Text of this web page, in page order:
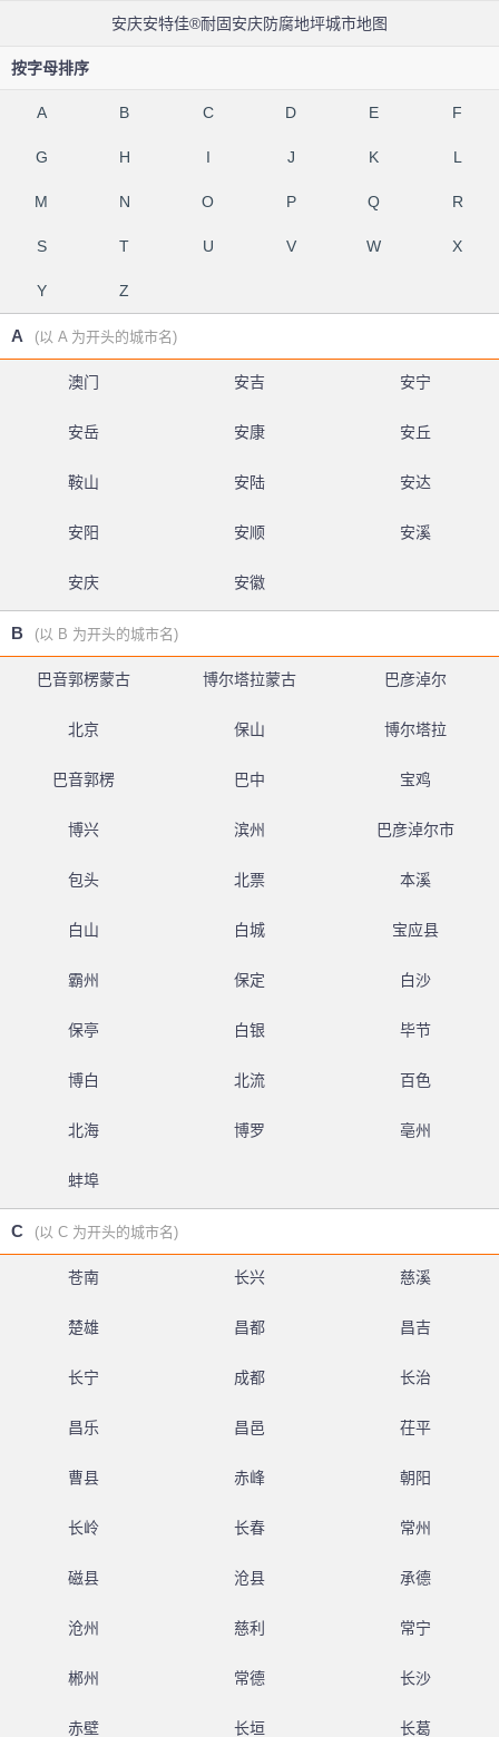
安庆安特佳®耐固安庆防腐地坪城市地图
按字母排序
A B C D E F
G H I J K L
M N O P Q R
S T U V W X
Y Z
A (以 A 为开头的城市名)
澳门 安吉 安宁
安岳 安康 安丘
鞍山 安陆 安达
安阳 安顺 安溪
安庆 安徽
B (以 B 为开头的城市名)
巴音郭楞蒙古 博尔塔拉蒙古 巴彦淖尔
北京 保山 博尔塔拉
巴音郭楞 巴中 宝鸡
博兴 滨州 巴彦淖尔市
包头 北票 本溪
白山 白城 宝应县
霸州 保定 白沙
保亭 白银 毕节
博白 北流 百色
北海 博罗 亳州
蚌埠
C (以 C 为开头的城市名)
苍南 长兴 慈溪
楚雄 昌都 昌吉
长宁 成都 长治
昌乐 昌邑 茌平
曹县 赤峰 朝阳
长岭 长春 常州
磁县 沧县 承德
沧州 慈利 常宁
郴州 常德 长沙
赤壁 长垣 长葛